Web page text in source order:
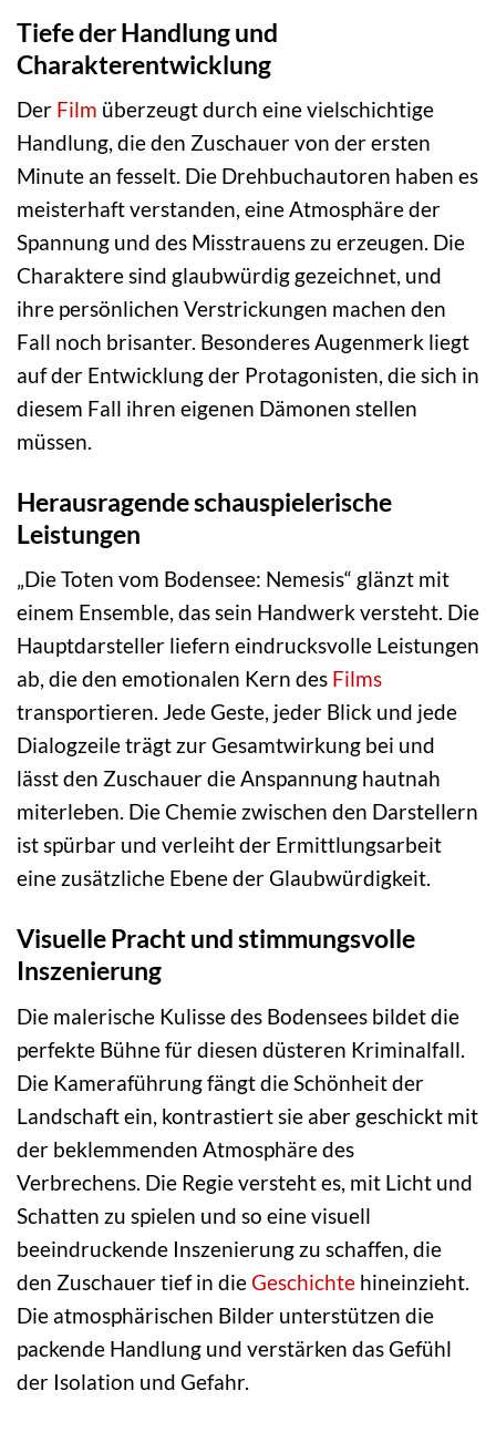
Tiefe der Handlung und
Charakterentwicklung
Der Film überzeugt durch eine vielschichtige
Handlung, die den Zuschauer von der ersten
Minute an fesselt. Die Drehbuchautoren haben es
meisterhaft verstanden, eine Atmosphäre der
Spannung und des Misstrauens zu erzeugen. Die
Charaktere sind glaubwürdig gezeichnet, und
ihre persönlichen Verstrickungen machen den
Fall noch brisanter. Besonderes Augenmerk liegt
auf der Entwicklung der Protagonisten, die sich in
diesem Fall ihren eigenen Dämonen stellen
müssen.
Herausragende schauspielerische
Leistungen
„Die Toten vom Bodensee: Nemesis“ glänzt mit
einem Ensemble, das sein Handwerk versteht. Die
Hauptdarsteller liefern eindrucksvolle Leistungen
ab, die den emotionalen Kern des Films
transportieren. Jede Geste, jeder Blick und jede
Dialogzeile trägt zur Gesamtwirkung bei und
lässt den Zuschauer die Anspannung hautnah
miterleben. Die Chemie zwischen den Darstellern
ist spürbar und verleiht der Ermittlungsarbeit
eine zusätzliche Ebene der Glaubwürdigkeit.
Visuelle Pracht und stimmungsvolle
Inszenierung
Die malerische Kulisse des Bodensees bildet die
perfekte Bühne für diesen düsteren Kriminalfall.
Die Kameraführung fängt die Schönheit der
Landschaft ein, kontrastiert sie aber geschickt mit
der beklemmenden Atmosphäre des
Verbrechens. Die Regie versteht es, mit Licht und
Schatten zu spielen und so eine visuell
beeindruckende Inszenierung zu schaffen, die
den Zuschauer tief in dieGeschichte hineinzieht.
Die atmosphärischen Bilder unterstützen die
packende Handlung und verstärken das Gefühl
der Isolation und Gefahr.